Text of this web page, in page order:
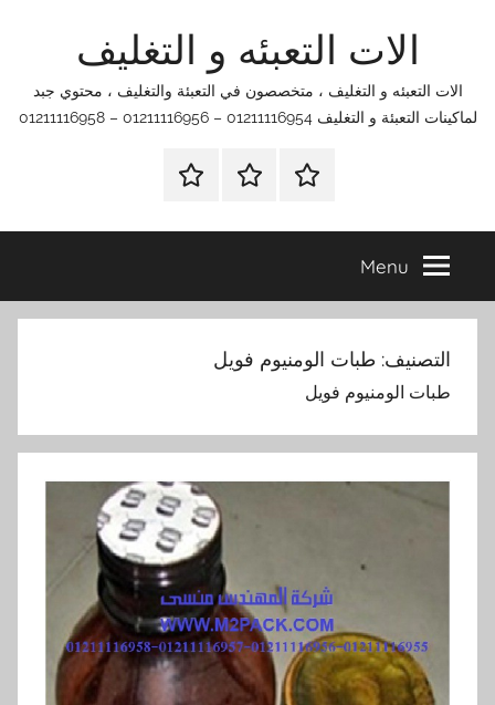
الات التعبئه و التغليف
الات التعبئه و التغليف ، متخصصون في التعبئة والتغليف ، محتوي جبد
لماكينات التعبئة و التغليف 01211116954 – 01211116956 – 01211116958
الرئيسيةاتصل
اتـصـل
في
التي
Menu
التصنيف: طبات الومنيوم فويل
طبات الومنيوم فويل